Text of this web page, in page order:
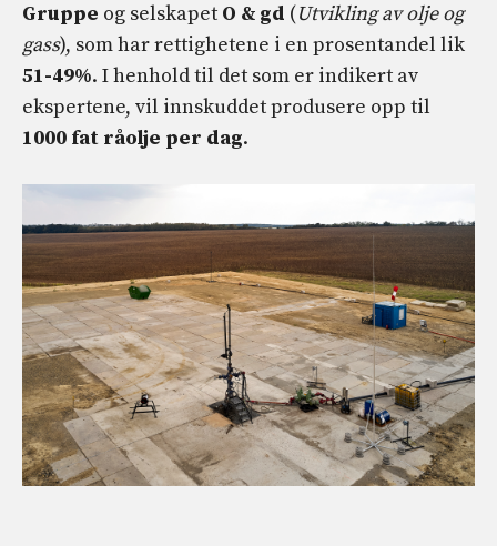
Gruppe og selskapet O & gd (Utvikling av olje og
gass), som har rettighetene i en prosentandel lik
51-49%. I henhold til det som er indikert av
ekspertene, vil innskuddet produsere opp til
1000 fat råolje per dag.